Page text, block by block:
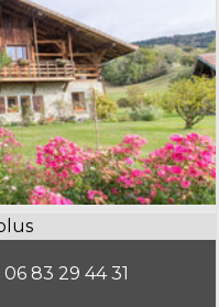
06 83 29 44 31